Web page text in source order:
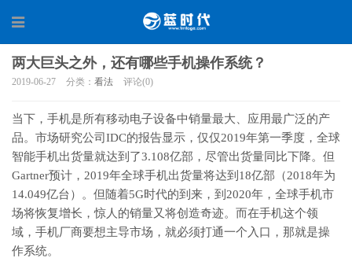
两大巨头之外，还有哪些手机操作系统？
2019-06-27 分类： 看法 评论(0)
当下，手机是所有移动电子设备中销量最大、应用最广泛的产
品。市场研究公司IDC的报告显示，仅仅2019年第一季度，全球
智能手机出货量就达到了3.108亿部，尽管出货量同比下降。但
Gartner预计，2019年全球手机出货量将达到18亿部（2018年为
14.049亿台）。但随着5G时代的到来，到2020年，全球手机市
场将恢复增长，惊人的销量又将创造奇迹。而在手机这个领
域，手机厂商要想主导市场，就必须打通一个入口，那就是操
作系统。